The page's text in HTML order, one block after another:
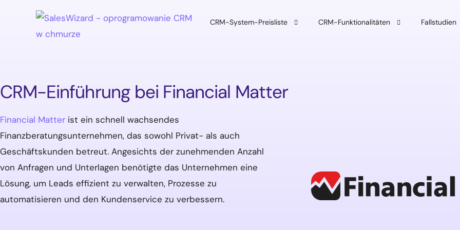
CRM-System-Preisliste CRM-Funktionalitäten Fallstudien
CRM-Einführung bei Financial Matter
Financial Matter ist ein schnell wachsendes
Finanzberatungsunternehmen, das sowohl Privat- als auch
Geschäftskunden betreut. Angesichts der zunehmenden Anzahl
von Anfragen und Unterlagen benötigte das Unternehmen eine
Lösung, um Leads effizient zu verwalten, Prozesse zu
automatisieren und den Kundenservice zu verbessern.